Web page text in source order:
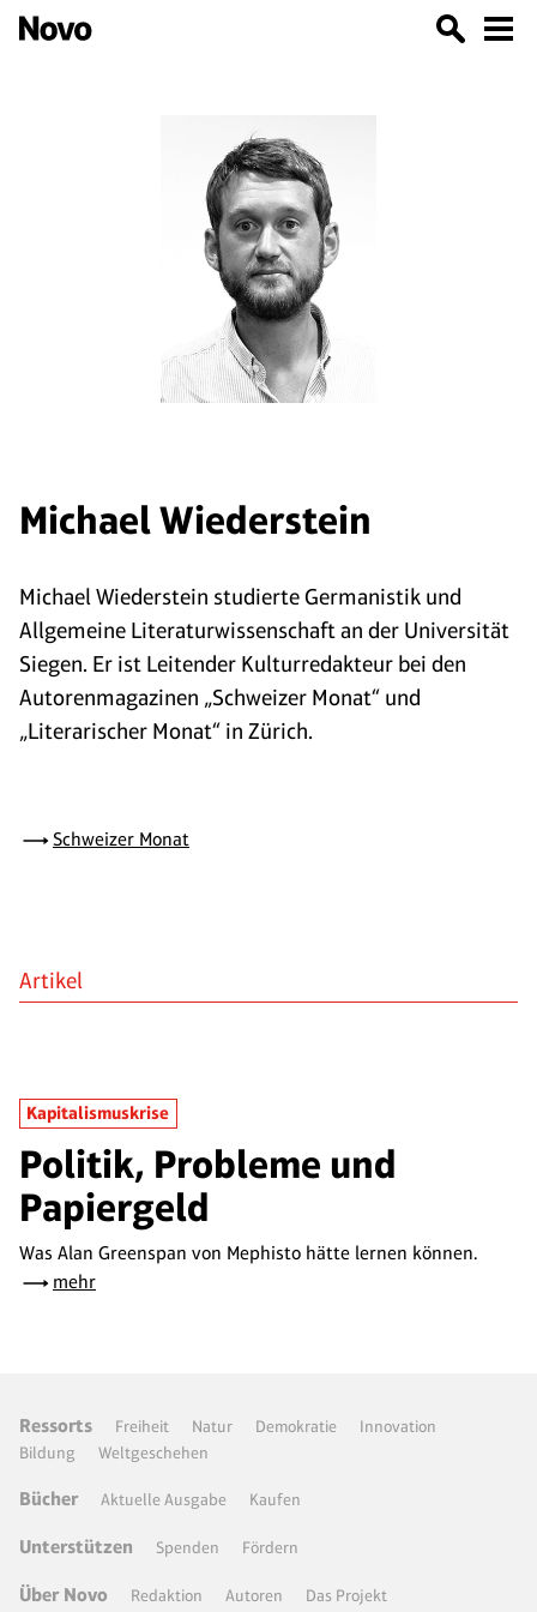
Michael Wiederstein
Michael Wiederstein studierte Germanistik und
Allgemeine Literaturwissenschaft an der Universität
Siegen. Er ist Leitender Kulturredakteur bei den
Autorenmagazinen „Schweizer Monat“ und
„Literarischer Monat“ in Zürich.
Schweizer Monat
Artikel
Kapitalismuskrise
Politik, Probleme und
Papiergeld
Was Alan Greenspan von Mephisto hätte lernen können.
mehr
Ressorts Freiheit Natur Demokratie
Innovation
Bildung
Weltgeschehen
Bücher Aktuelle Ausgabe Kaufen
Unterstützen Spenden Fördern
Über Novo Redaktion Autoren Das Projekt